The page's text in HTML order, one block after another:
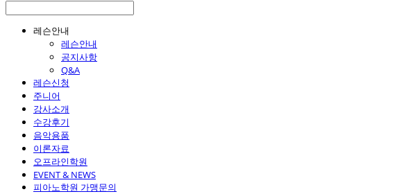
레슨안내
레슨안내
공지사항
Q&A
레슨신청
주니어
강사소개
수강후기
음악용품
이론자료
오프라인학원
EVENT & NEWS
피아노학원 가맹문의